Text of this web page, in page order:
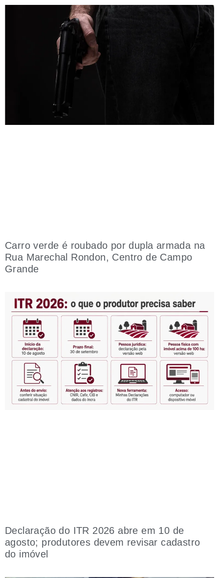
Carro verde é roubado por dupla armada na
Rua Marechal Rondon, Centro de Campo
Grande
Declaração do ITR 2026 abre em 10 de
agosto; produtores devem revisar cadastro
do imóvel